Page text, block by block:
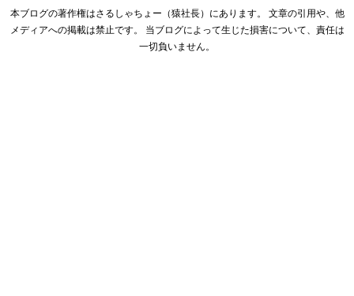
本ブログの著作権はさるしゃちょー（猿社長）にあります。 文章の引用や、他
メディアへの掲載は禁止です。 当ブログによって生じた損害について、責任は
一切負いません。